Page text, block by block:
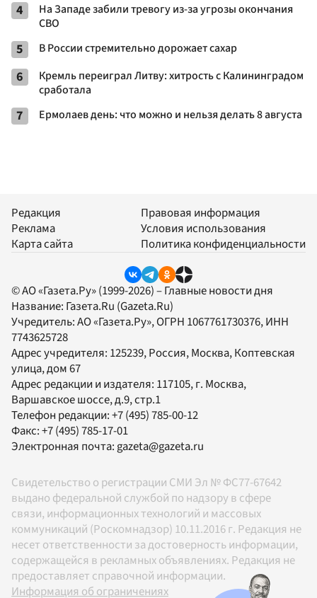
4
На Западе забили тревогу из-за угрозы окончания
СВО
5 В России стремительно дорожает сахар
6
Кремль переиграл Литву: хитрость с Калининградом
сработала
7 Ермолаев день: что можно и нельзя делать 8 августа
Редакция
Реклама
Карта сайта
Правовая информация
Условия использования
Политика конфиденциальности
© АО «Газета.Ру» (1999-2026) – Главные новости дня
Название: Газета.Ru (Gazeta.Ru)
Учредитель:АО «Газета.Ру», ОГРН 1067761730376, ИНН
7743625728
Адрес учредителя: 125239, Россия, Москва, Коптевская
улица, дом 67
Адрес редакции и издателя: 117105, г. Москва,
Варшавское шоссе, д.9, стр.1
Телефон редакции:+7 (495) 785-00-12
Факс:+7 (495) 785-17-01
Электронная почта:gazeta@gazeta.ru
Свидетельство о регистрации СМИ Эл № ФС77-67642
выдано федеральной службой по надзору в сфере
связи, информационных технологий и массовых
коммуникаций (Роскомнадзор) 10.11.2016 г. Редакция не
несет ответственности за достоверность информации,
содержащейся в рекламных объявлениях. Редакция не
предоставляет справочной информации.
Информация об ограничениях